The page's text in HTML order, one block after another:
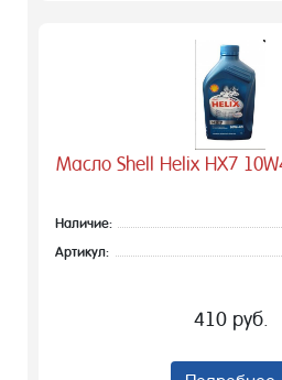
Масло Shell Helix HX7
Наличие:
Артикул:
410 руб.